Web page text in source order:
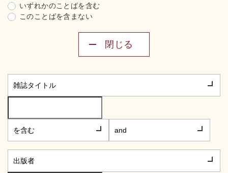
いずれかのことばを含む
このことばを含まない
閉じる